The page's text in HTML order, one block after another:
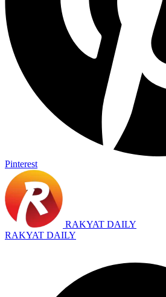
Pinterest
RAKYAT DAILY
RAKYAT DAILY